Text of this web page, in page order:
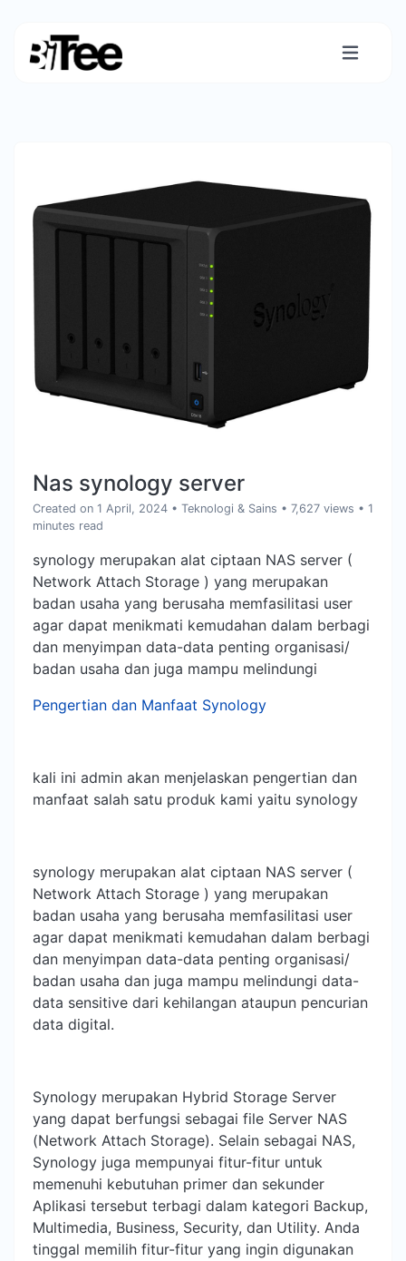
Nas synology server
Created on 1 April, 2024 • Teknologi & Sains • 7,627 views • 1
minutes read
synology merupakan alat ciptaan NAS server (
Network Attach Storage ) yang merupakan
badan usaha yang berusaha memfasilitasi user
agar dapat menikmati kemudahan dalam berbagi
dan menyimpan data-data penting organisasi/
badan usaha dan juga mampu melindungi
Pengertian dan Manfaat Synology
kali ini admin akan menjelaskan pengertian dan
manfaat salah satu produk kami yaitu synology
synology merupakan alat ciptaan NAS server (
Network Attach Storage ) yang merupakan
badan usaha yang berusaha memfasilitasi user
agar dapat menikmati kemudahan dalam berbagi
dan menyimpan data-data penting organisasi/
badan usaha dan juga mampu melindungi data-
data sensitive dari kehilangan ataupun pencurian
data digital.
Synology merupakan Hybrid Storage Server
yang dapat berfungsi sebagai file Server NAS
(Network Attach Storage). Selain sebagai NAS,
Synology juga mempunyai fitur-fitur untuk
memenuhi kebutuhan primer dan sekunder
Aplikasi tersebut terbagi dalam kategori Backup,
Multimedia, Business, Security, dan Utility. Anda
tinggal memilih fitur-fitur yang ingin digunakan